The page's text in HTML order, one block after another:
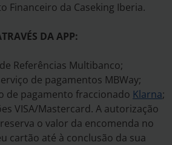
Financeiro da Caseking Iberia.
DA APP:
Referências Multibanco;
de pagamentos MBWay;
de pagamento fraccionado Klarna;
VISA/Mastercard. A autorização
o valor da encomenda no
cartão até à conclusão da sua